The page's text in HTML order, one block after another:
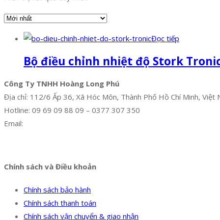
Đọc tiếp
Bộ điều chỉnh nhiệt độ Stork
Công Ty TNHH Hoàng Long Phú
Địa chỉ: 112/6 Ấp 36, Xã Hóc Môn, Thành Phố Hồ Chí Minh, Việt
Hotline: 09 69 09 88 09 – 0377 307 350
Email:
Chính sách và Điều khoản
Chính sách bảo hành
Chính sách thanh toán
Chính sách vận chuyển & giao nhận